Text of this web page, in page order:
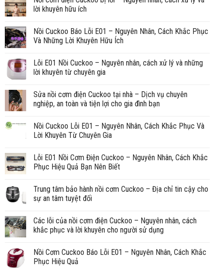
lời khuyên hữu ích
Nồi Cuckoo Báo Lỗi E01 – Nguyên Nhân, Cách Khắc Phục
Và Những Lời Khuyên Hữu Ích
Lỗi E01 Nồi Cuckoo – Nguyên nhân, cách xử lý và những
lời khuyên từ chuyên gia
Sửa nồi cơm điện Cuckoo tại nhà – Dịch vụ chuyên
nghiệp, an toàn và tiện lợi cho gia đình bạn
Nồi Cuckoo Lỗi E01 – Nguyên Nhân, Cách Khắc Phục Và
Lời Khuyên Từ Chuyên Gia
Lỗi E01 Nồi Cơm Điện Cuckoo – Nguyên Nhân, Cách Khắc
Phục Hiệu Quả Bạn Nên Biết
Trung tâm bảo hành nồi cơm Cuckoo – Địa chỉ tin cậy cho
sự an tâm tuyệt đối
Các lỗi của nồi cơm điện Cuckoo – Nguyên nhân, cách
khắc phục và lời khuyên cho người sử dụng
Nồi Cơm Cuckoo Báo Lỗi E01 – Nguyên Nhân, Cách Khắc
Phục Hiệu Quả